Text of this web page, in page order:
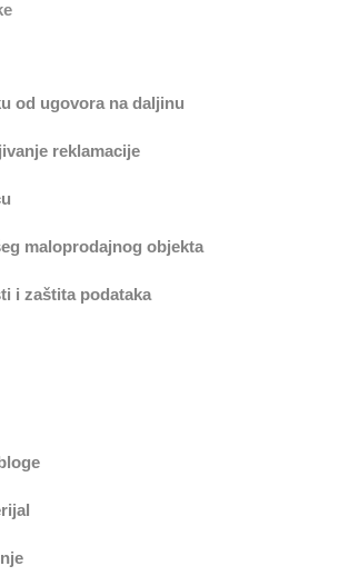
od ugovora na daljinu
reklamacije
maloprodajnog objekta
i zaštita podataka